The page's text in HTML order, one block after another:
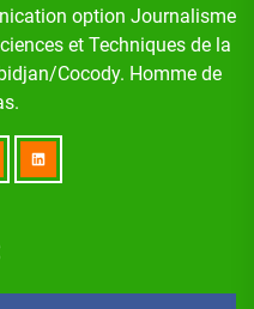
option Journalisme
et Techniques de la
Cocody. Homme de